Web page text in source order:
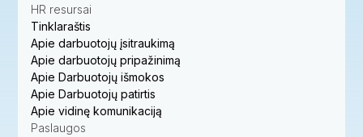
HR resursai
Tinklaraštis
Apie darbuotojų įsitraukimą
Apie darbuotojų pripažinimą
Apie Darbuotojų išmokos
Apie Darbuotojų patirtis
Apie vidinę komunikaciją
Paslaugos